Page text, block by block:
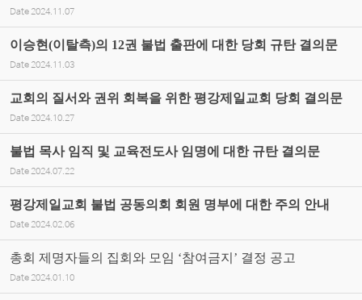
Date 2024.11.07
이승현(이탈측)의 12권 불법 출판에 대한 당회 규탄 결의문
Date 2024.11.03
교회의 질서와 권위 회복을 위한 평강제일교회 당회 결의문
Date 2024.10.27
불법 목사 임직 및 교육전도사 임명에 대한 규탄 결의문
Date 2024.07.22
평강제일교회 불법 공동의회 회원 명부에 대한 주의 안내
Date 2024.02.06
총회 제명자들의 집회와 모임 ‘참여금지’ 결정 공고
Date 2024.01.10